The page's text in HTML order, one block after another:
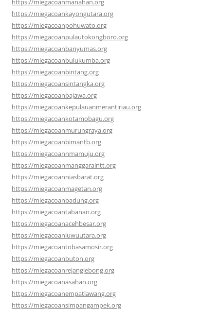
https://miegacoanmanahan.org
https://miegacoankayongutara.org
https://miegacoanpohuwato.org
https://miegacoanpulautokongboro.org
https://miegacoanbanyumas.org
https://miegacoanbulukumba.org
https://miegacoanbintang.org
https://miegacoansintangka.org
https://miegacoanbajawa.org
https://miegacoankepulauanmerantiriau.org
https://miegacoankotamobagu.org
https://miegacoanmurungraya.org
https://miegacoanbimantb.org
https://miegacoannmamuju.org
https://miegacoanmanggaraintt.org
https://miegacoanniasbarat.org
https://miegacoanmagetan.org
https://miegacoanbadung.org
https://miegacoantabanan.org
https://miegacoanacehbesar.org
https://miegacoanluwuutara.org
https://miegacoantobasamosir.org
https://miegacoanbuton.org
https://miegacoanrejanglebong.org
https://miegacoanasahan.org
https://miegacoanempatlawang.org
https://miegacoansimpangampek.org